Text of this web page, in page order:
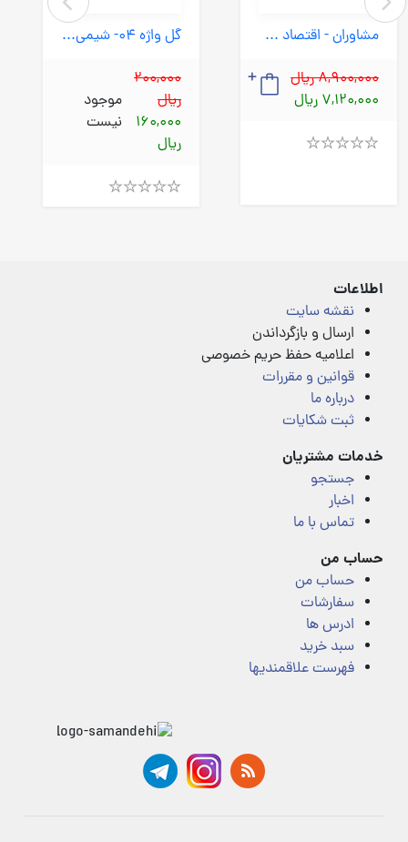
گل واژه 04- شیمی 1 دهم ریاضی تجربی
200,000
ریال
160,000
ریال
موجود
نیست
مشاوران - اقتصاد جامع کنکور
8,900,000 ریال
7,120,000 ریال
اطلاعات
نقشه سایت
ارسال و بازگرداندن
اعلامیه حفظ حریم خصوصی
قوانین و مقررات
درباره ما
ثبت شکایات
خدمات مشتریان
جستجو
اخبار
تماس با ما
حساب من
حساب من
سفارشات
ادرس ها
سبد خرید
فهرست علاقمندیها